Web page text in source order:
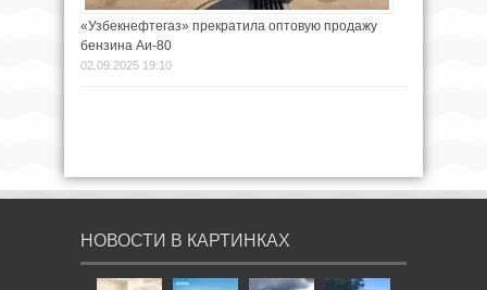
«Узбекнефтегаз» прекратила оптовую продажу
бензина Аи-80
02.09.2025 19:10
НОВОСТИ В КАРТИНКАХ